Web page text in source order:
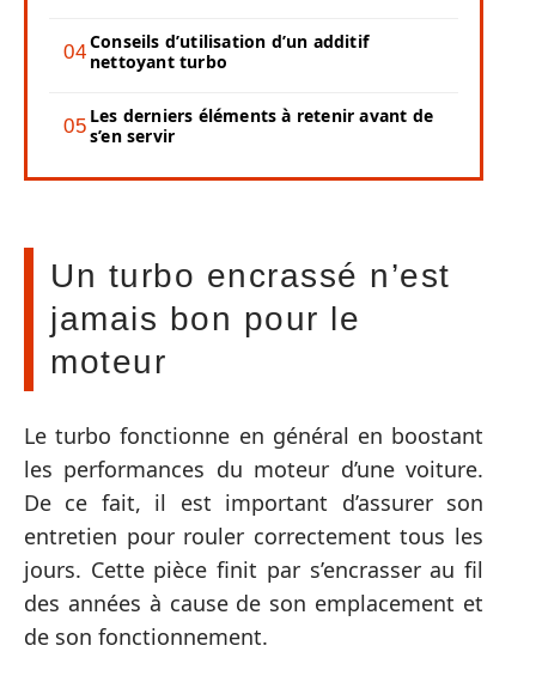
Conseils d’utilisation d’un additif
nettoyant turbo
Les derniers éléments à retenir avant de
s’en servir
Un turbo encrassé n’est
jamais bon pour le
moteur
Le turbo fonctionne en général en boostant
les performances du moteur d’une voiture.
De ce fait, il est important d’assurer son
entretien pour rouler correctement tous les
jours. Cette pièce finit par s’encrasser au fil
des années à cause de son emplacement et
de son fonctionnement.